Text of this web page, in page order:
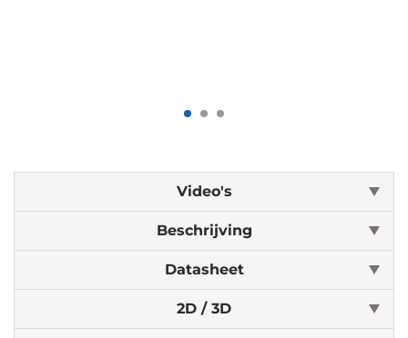
Video's
Beschrijving
Datasheet
2D / 3D